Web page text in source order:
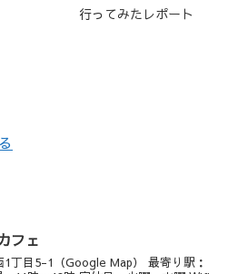
行ってみたレポート
フェ
丁目5-1（Google Map） 最寄り駅：